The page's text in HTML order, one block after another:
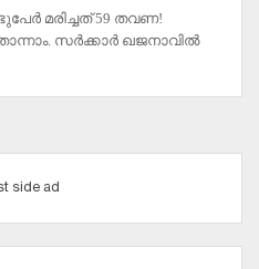
മരിച്ചത് 59 തവണ!
സര്‍ക്കാര്‍ ഖജനാവില്‍